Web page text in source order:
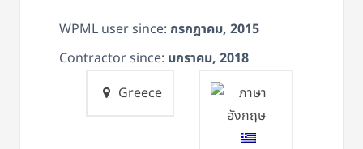
WPML user since: กรกฎาคม, 2015
Contractor since: มกราคม, 2018
Greece